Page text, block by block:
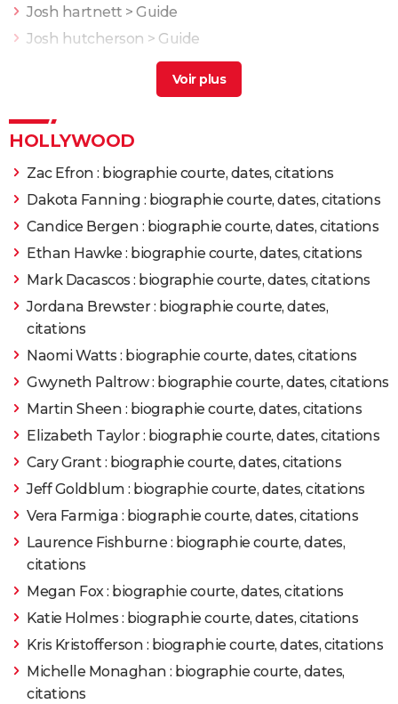
Rôle: Eddie Mannix
2015 Inherent Vice
2015 Everest Rôle: Beck Weathers
2015 Sicario Rôle: Matt Graver
2014 Last Days of Summer Rôle: Frank
2014 Sin City : j'ai tué pour elle Rôle: Dwight McCarthy
Oldboy Rôle: Joe Doucett
2012 Men in Black III Rôle: L'agent K jeune
2012 Gangster Squad Rôle: John O'Mara
2010 True Grit Rôle: Tom Chaney
Wall Street : l'argent ne dort jamais Rôle: Bretton James
2010 Vous allez rencontrer un bel et sombre inconnu
Roy Channing
2008 W. - L'improbable Président Rôle: George W Bush
Rôle: Dan White
Josh hartnett > Guide
Josh hutcherson > Guide
Outer Range : la série avec Josh Brolin de retour
> Guide
HOLLYWOOD
Zac Efron : biographie courte, dates, citations
Dakota Fanning : biographie courte, dates, citations
Candice Bergen : biographie courte, dates, citations
Ethan Hawke : biographie courte, dates, citations
Mark Dacascos : biographie courte, dates, citations
Jordana Brewster : biographie courte, dates,
citations
Naomi Watts : biographie courte, dates, citations
Gwyneth Paltrow : biographie courte, dates, citations
Martin Sheen : biographie courte, dates, citations
Elizabeth Taylor : biographie courte, dates, citations
Cary Grant : biographie courte, dates, citations
Jeff Goldblum : biographie courte, dates, citations
Vera Farmiga : biographie courte, dates, citations
Laurence Fishburne : biographie courte, dates,
citations
Megan Fox : biographie courte, dates, citations
Katie Holmes : biographie courte, dates, citations
Kris Kristofferson : biographie courte, dates, citations
Michelle Monaghan : biographie courte, dates,
citations